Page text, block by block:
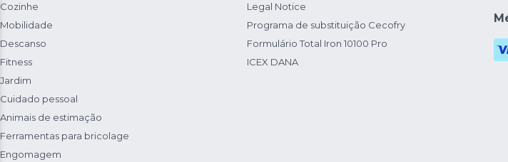
Cozinhe
Mobilidade
Descanso
Fitness
Jardim
Cuidado pessoal
Animais de estimação
Ferramentas para bricolage
Engomagem
Legal Notice
Programa de substituição Cecofry
Formulário Total Iron 10100 Pro
ICEX DANA